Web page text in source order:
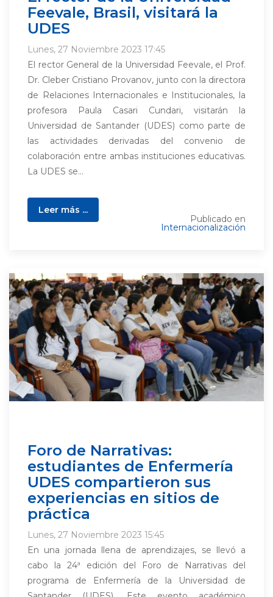
Feevale, Brasil, visitará la
UDES
Lunes, 27 Noviembre 2023 17:45
El rector General de la Universidad Feevale, el Prof.
Dr. Cleber Cristiano Provanov, junto con la directora
de Relaciones Internacionales e Institucionales, la
profesora Paula Casari Cundari, visitarán la
Universidad de Santander (UDES) como parte de
las actividades derivadas del convenio de
colaboración entre ambas instituciones educativas.
La UDES se...
Leer más ...
Publicado en
Internacionalización
Foro de Narrativas:
estudiantes de Enfermería
UDES compartieron sus
experiencias en sitios de
práctica
Lunes, 27 Noviembre 2023 15:45
En una jornada llena de aprendizajes, se llevó a
cabo la 24ª edición del Foro de Narrativas del
programa de Enfermería de la Universidad de